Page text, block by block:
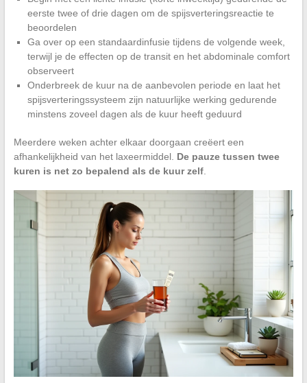
eerste twee of drie dagen om de spijsverteringsreactie te
beoordelen
Ga over op een standaardinfusie tijdens de volgende week,
terwijl je de effecten op de transit en het abdominale comfort
observeert
Onderbreek de kuur na de aanbevolen periode en laat het
spijsverteringssysteem zijn natuurlijke werking gedurende
minstens zoveel dagen als de kuur heeft geduurd
Meerdere weken achter elkaar doorgaan creëert een
afhankelijkheid van het laxeermiddel. De pauze tussen twee
kuren is net zo bepalend als de kuur zelf.